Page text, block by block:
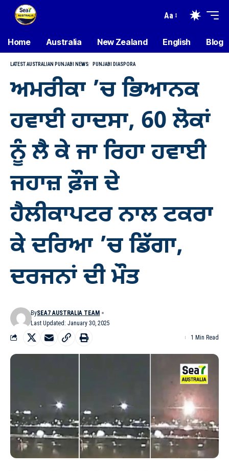
Aa
Home Australia New Zealand English Blog
LATEST AUSTRALIAN PUNJABI NEWS PUNJABI DIASPORA
ਅਮਰੀਕਾ ’ਚ ਭਿਆਨਕ
ਹਵਾਈ ਹਾਦਸਾ, 60 ਲੋਕਾਂ
ਨੂੰ ਲੈ ਕੇ ਜਾ ਰਿਹਾ ਹਵਾਈ
ਜਹਾਜ਼ ਫ਼ੌਜ ਦੇ
ਹੈਲੀਕਾਪਟਰ ਨਾਲ ਟਕਰਾ
ਕੇ ਦਰਿਆ ’ਚ ਡਿੱਗਾ,
ਦਰਜਨਾਂ ਦੀ ਮੌਤ
Last Updated: January 30, 2025
BySEA7 AUSTRALIA TEAM
1 Min Read